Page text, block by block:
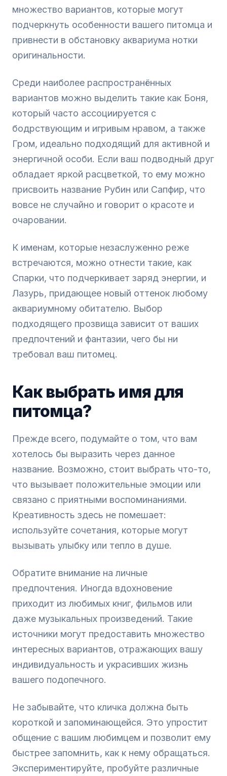
множество вариантов, которые могут
подчеркнуть особенности вашего питомца и
привнести в обстановку аквариума нотки
оригинальности.
Среди наиболее распространённых
вариантов можно выделить такие как Боня,
который часто ассоциируется с
бодрствующим и игривым нравом, а также
Гром, идеально подходящий для активной и
энергичной особи. Если ваш подводный друг
обладает яркой расцветкой, то ему можно
присвоить название Рубин или Сапфир, что
вовсе не случайно и говорит о красоте и
очаровании.
К именам, которые незаслуженно реже
встречаются, можно отнести такие, как
Спарки, что подчеркивает заряд энергии, и
Лазурь, придающее новый оттенок любому
аквариумному обитателю. Выбор
подходящего прозвища зависит от ваших
предпочтений и фантазии, чего бы ни
требовал ваш питомец.
Как выбрать имя для
питомца?
Прежде всего, подумайте о том, что вам
хотелось бы выразить через данное
название. Возможно, стоит выбрать что-то,
что вызывает положительные эмоции или
связано с приятными воспоминаниями.
Креативность здесь не помешает:
используйте сочетания, которые могут
вызывать улыбку или тепло в душе.
Обратите внимание на личные
предпочтения. Иногда вдохновение
приходит из любимых книг, фильмов или
даже музыкальных произведений. Такие
источники могут предоставить множество
интересных вариантов, отражающих вашу
индивидуальность и украсивших жизнь
вашего подопечного.
Не забывайте, что кличка должна быть
короткой и запоминающейся. Это упростит
общение с вашим любимцем и позволит ему
быстрее запомнить, как к нему обращаться.
Экспериментируйте, пробуйте различные